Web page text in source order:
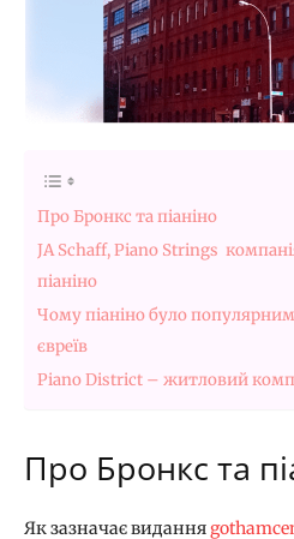
Про Бронкс та піаніно
JA Schaff, Piano Strings
піаніно
Чому піаніно було
євреїв
Piano District – житловий
Про Бронкс та
Як зазначає видання